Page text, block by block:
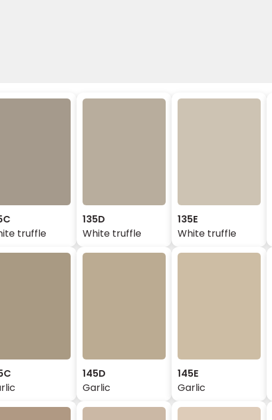
truffle
135D
White truffle
135E
White truffle
145D
Garlic
145E
Garlic